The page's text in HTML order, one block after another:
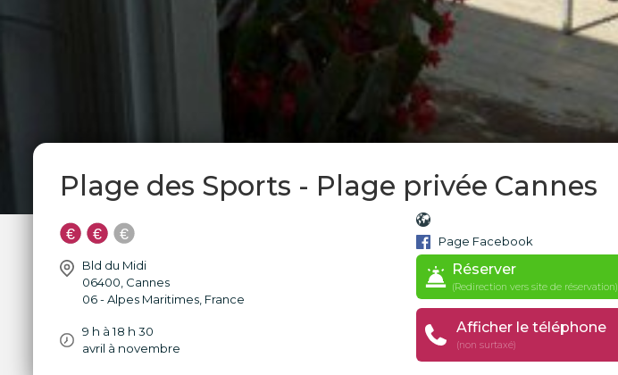
Plage des Sports - Plage privée Cannes
Bld du Midi
06400 Cannes
06 - Alpes Maritimes France
9 h à 18 h 30
avril à novembre
Page Facebook
Réserver
(Redirection vers site de réservation)
Afficher le téléphone
(non surtaxé)